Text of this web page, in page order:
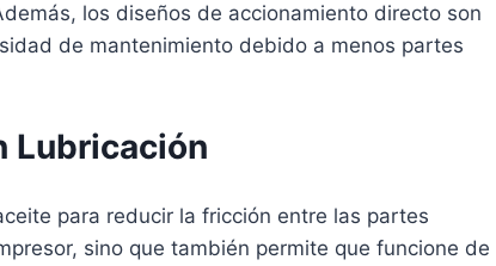
los diseños de accionamiento directo son
de mantenimiento debido a menos partes
Lubricación
para reducir la fricción entre las partes
sino que también permite que funcione de